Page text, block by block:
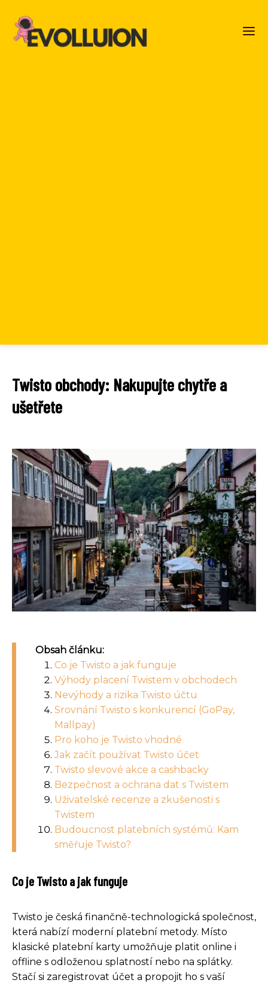
Twisto obchody: Nakupujte chytře a
ušetřete
Obsah článku:
Co je Twisto a jak funguje
Výhody placení Twistem v obchodech
Nevýhody a rizika Twisto účtu
Srovnání Twisto s konkurencí (GoPay,
Mallpay)
Pro koho je Twisto vhodné
Jak začít používat Twisto účet
Twisto slevové akce a cashbacky
Bezpečnost a ochrana dat s Twistem
Uživatelské recenze a zkušenosti s
Twistem
Budoucnost platebních systémů: Kam
směřuje Twisto?
Co je Twisto a jak funguje
Twisto je česká finančně-technologická společnost,
která nabízí moderní platební metody. Místo
klasické platební karty umožňuje platit online i
offline s odloženou splatností nebo na splátky.
Stačí si zaregistrovat účet a propojit ho s vaší